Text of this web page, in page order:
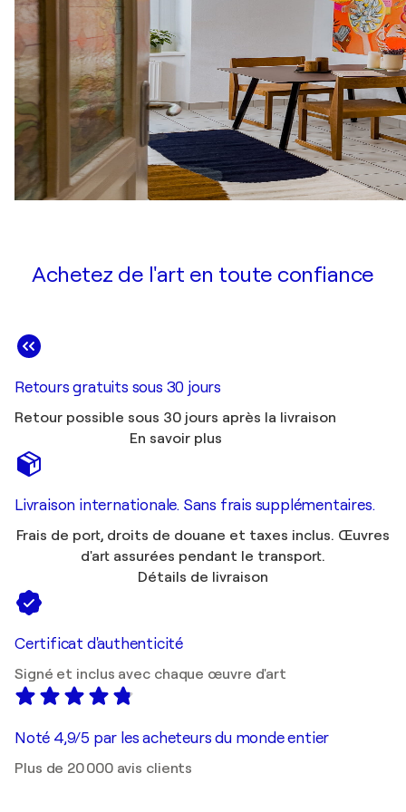
Achetez de l'art en toute confiance
Retours gratuits sous 30 jours
Retour possible sous 30 jours après la livraison
En savoir plus
Livraison internationale. Sans frais supplémentaires.
Frais de port, droits de douane et taxes inclus. Œuvres
d'art assurées pendant le transport.
Détails de livraison
Certificat d'authenticité
Signé et inclus avec chaque œuvre d'art
Noté 4,9/5 par les acheteurs du monde entier
Plus de 20 000 avis clients